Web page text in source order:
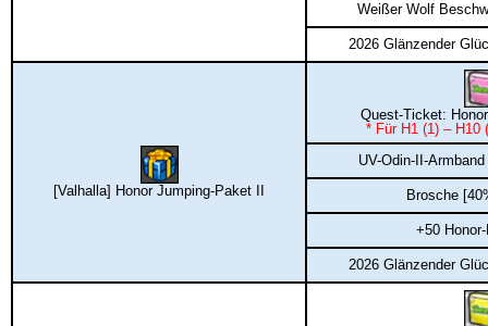
Weißer Wolf
2026 Glänzender
[Valhalla] Honor Jumping-Paket II
Quest-Ticket:
* Für H1 (1) – H10
UV-Odin-II-
Brosche
+50
2026 Glänzender